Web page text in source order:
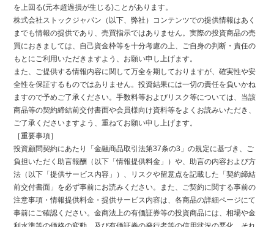
を上回る(元本超過損が生じる)ことがあります。
株式会社ストックジャパン（以下、弊社）コンテンツでの提供情報はあく
までも情報の提供であり、売買指示ではありません。実際の投資商品の売
買におきましては、自己資金枠等を十分考慮の上、ご自身の判断・責任の
もとにご利用いただきますよう、お願い申し上げます。
また、ご提供する情報内容に関して万全を期しておりますが、確実性や安
全性を保証するものではありません。投資結果には一切の責任を負いかね
ますので予めご了承ください。手数料等およびリスク等については、当該
商品等の契約締結前交付書面や会員様向け資料等をよくお読みいただき、
ご了承くださいますよう、重ねてお願い申し上げます。
［重要事項］
投資顧問契約にあたり「金融商品取引法第37条の3」の規定に基づき、ご
負担いただく助言報酬（以下「情報提供料金」）や、助言の内容および方
法（以下「提供サービス内容」）、リスクや留意点を記載した「契約締結
前交付書面」を必ず事前にお読みください。また、ご契約に関する事前の
注意事項・情報提供料金・提供サービス内容は、各商品の詳細ページにて
事前にご確認ください。金商法上の有価証券等の投資商品には、相場や金